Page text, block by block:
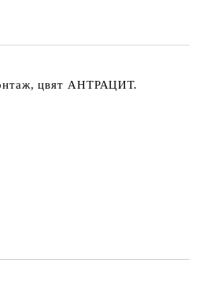
цвят АНТРАЦИТ.